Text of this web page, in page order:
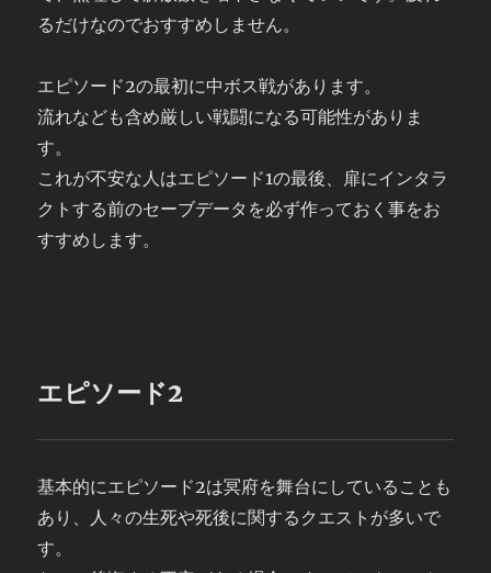
るだけなのでおすすめしません。
エピソード2の最初に中ボス戦があります。
流れなども含め厳しい戦闘になる可能性がありま
す。
これが不安な人はエピソード1の最後、扉にインタラ
クトする前のセーブデータを必ず作っておく事をお
すすめします。
エピソード2
基本的にエピソード2は冥府を舞台にしていることも
あり、人々の生死や死後に関するクエストが多いで
す。